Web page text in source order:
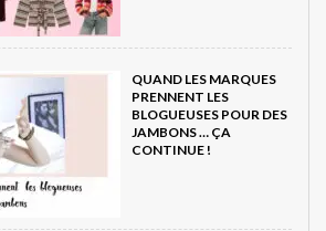
QUAND LES MARQUES
PRENNENT LES
BLOGUEUSES POUR DES
JAMBONS … ÇA
CONTINUE !